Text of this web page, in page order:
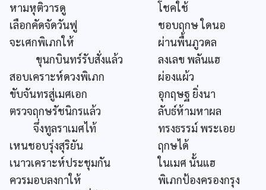
หามหุติวารดู
โชคใช้
เลือกคัดจัดวันฟู
ชอบฤกษ ใดนอ
จะเศกพิเภกให้
ผ่านพื้นภูวดล
ขุนกบินทร์รับสั่งแล้ว
ลงเลข พลันแฮ
สอบเคราะห์ดวงพิเภก
ผ่องแผ้ว
ขับจันทรสู่เมศเอก
อุกฤษฐ ยิ่งนา
ตรวจฤกษรัชนิกรแล้ว
ลับธ์ห้ามหาผล
จึ่งทูลราเมศไท้
ทรงธรรม์ พระเอย
เหนชอบรุ่งสุริยัน
ฤกษได้
เนาวเคราะห์ประชุมกัน
ในเมศ นั้นแฮ
ควรมอบลงกาให้
พิเภกป้องครองกรุง